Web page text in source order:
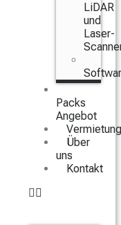
LiDAR
und
Laser-
Packs
Angebot
Vermietung
Über
uns
Kontakt